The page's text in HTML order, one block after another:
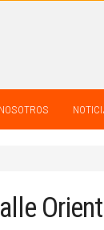
NOSOTROS